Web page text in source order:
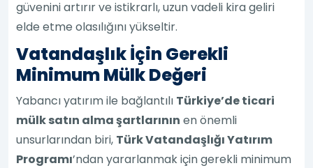
güvenini artırır ve istikrarlı, uzun vadeli kira geliri
elde etme olasılığını yükseltir.
Vatandaşlık İçin Gerekli
Minimum Mülk Değeri
Yabancı yatırım ile bağlantılı Türkiye’de ticari
mülk satın alma şartlarının en önemli
unsurlarından biri, Türk Vatandaşlığı Yatırım
Programı’ndan yararlanmak için gerekli minimum